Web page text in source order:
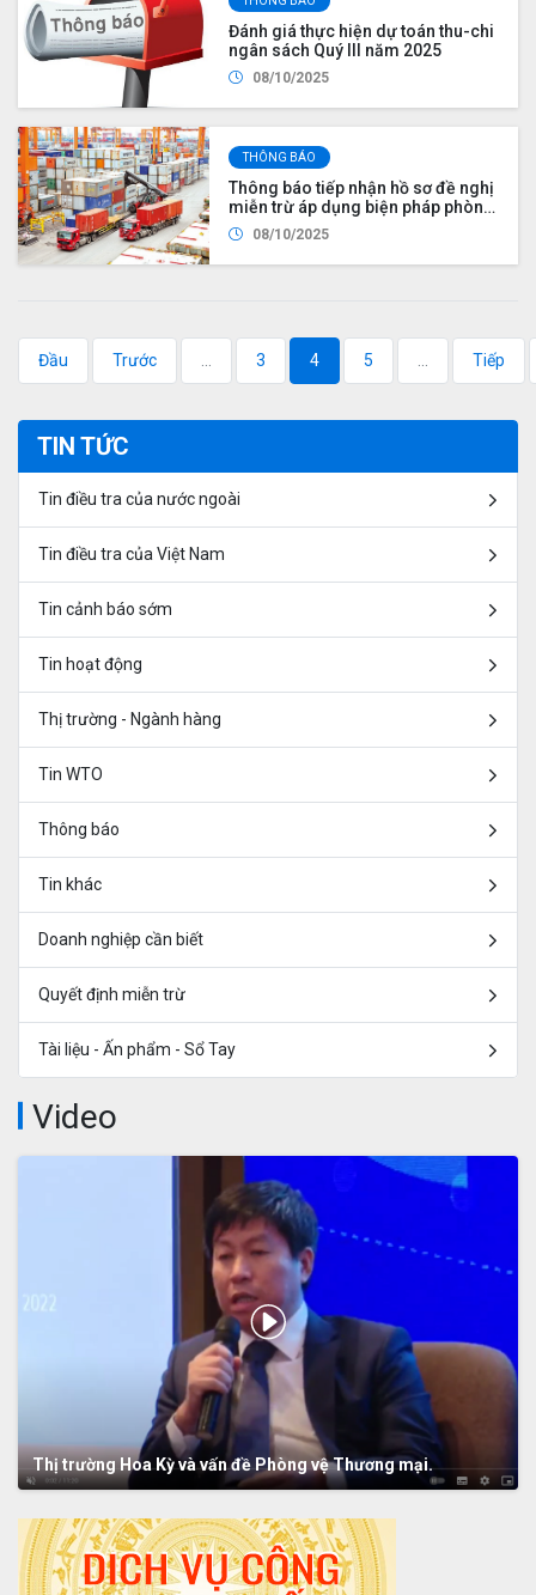
cơ cấu ngành Công Thương giai
đoạn đến năm 2030 (năm 2025)
Đánh giá thực hiện dự toán thu-chi
ngân sách Quý III năm 2025
08/10/2025
THÔNG BÁO
Thông báo tiếp nhận hồ sơ đề nghị
miễn trừ áp dụng biện pháp phòng
vệ thương mại cho thời kỳ năm
2026
08/10/2025
Đầu Trước 3 4 5 Tiếp
TIN TỨC
Tin điều tra của nước ngoài
Tin điều tra của Việt Nam
Tin cảnh báo sớm
Tin hoạt động
Thị trường - Ngành hàng
Tin WTO
Thông báo
Tin khác
Doanh nghiệp cần biết
Quyết định miễn trừ
Tài liệu - Ấn phẩm - Sổ Tay
Video
Thị trường Hoa Kỳ và vấn đề Phòng vệ Thương mại.